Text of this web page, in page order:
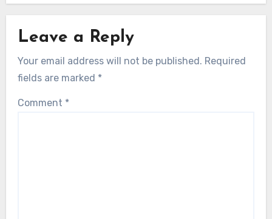
Leave a Reply
Your email address will not be published. Required
fields are marked *
Comment *